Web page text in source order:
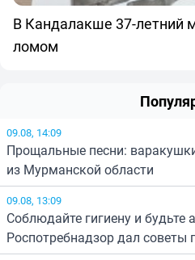
В Кандалакше 37-летний
ломом
09.08, 14:09
Прощальные песни:
из Мурманской области
09.08, 13:09
Соблюдайте гигиену и
Роспотребнадзор дал